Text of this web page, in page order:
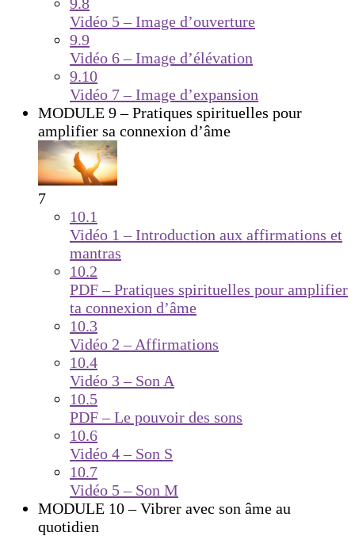
9.8
Vidéo 5 – Image d’ouverture
9.9
Vidéo 6 – Image d’élévation
9.10
Vidéo 7 – Image d’expansion
MODULE 9 – Pratiques spirituelles pour
amplifier sa connexion d’âme
7
10.1
Vidéo 1 – Introduction aux affirmations et
mantras
10.2
PDF – Pratiques spirituelles pour amplifier
ta connexion d’âme
10.3
Vidéo 2 – Affirmations
10.4
Vidéo 3 – Son A
10.5
PDF – Le pouvoir des sons
10.6
Vidéo 4 – Son S
10.7
Vidéo 5 – Son M
MODULE 10 – Vibrer avec son âme au
quotidien